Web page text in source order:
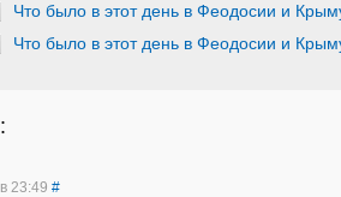
Что было в этот день в Феодосии и
Что было в этот день в Феодосии и
23:49 #